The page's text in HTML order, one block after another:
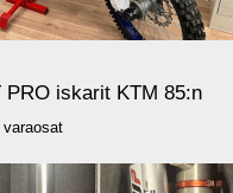
PRO iskarit KTM 85:n